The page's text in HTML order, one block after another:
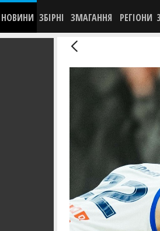
НОВИНИ ЗБІРНІ ЗМАГАННЯ РЕГІОНИ